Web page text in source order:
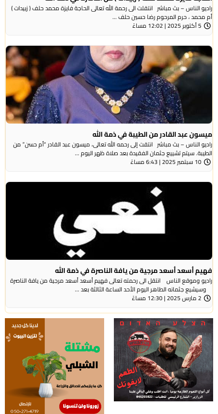
راديو الناس – بث مباشر انتقلت الى رحمة الله تعالى الحاجة فايزة محمد حلف ( زبيدات )
أم محمد ، حرم المرحوم رضا حسين حلف ...
5 أكتوبر 2025 | 12:02 مساءً
ميسون عبد القادر من الطيبة في ذمة الله
راديو الناس – بث مباشر انتقت إلى رحمه الله تعالى، ميسون عبد القادر “أم حسن” من
الطيبة. سيتم تشييع جثمان الفقيدة بعد صلاة ظهر اليوم ...
10 سبتمبر 2025 | 6:43 مساءً
فهيم أسعد أسعد مرجية من يافة الناصرة في ذمة الله
راديو وموقع الناس انتقل الى رحمته تعالى فهيم أسعد أسعد مرجية من يافة الناصرة
وسيشيع جثمانه الطاهر اليوم الأحد الساعة الثالثة بعد ...
2 مارس 2025 | 12:30 مساءً